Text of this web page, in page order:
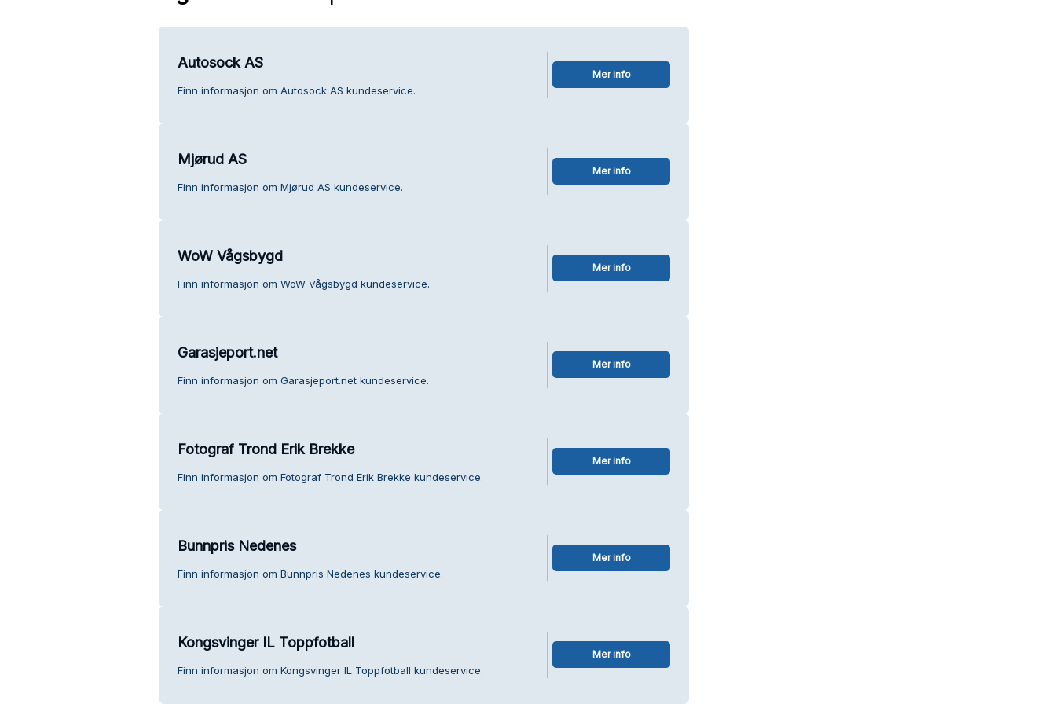
Autosock AS
Finn informasjon om Autosock AS kundeservice.
Mer info
Mjørud AS
Finn informasjon om Mjørud AS kundeservice.
Mer info
WoW Vågsbygd
Finn informasjon om WoW Vågsbygd kundeservice.
Mer info
Garasjeport.net
Finn informasjon om Garasjeport.net kundeservice.
Mer info
Fotograf Trond Erik Brekke
Finn informasjon om Fotograf Trond Erik Brekke kundeservice.
Mer info
Bunnpris Nedenes
Finn informasjon om Bunnpris Nedenes kundeservice.
Mer info
Kongsvinger IL Toppfotball
Finn informasjon om Kongsvinger IL Toppfotball kundeservice.
Mer info